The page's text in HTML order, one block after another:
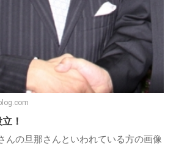
！
んの旦那さんといわれている方の画像